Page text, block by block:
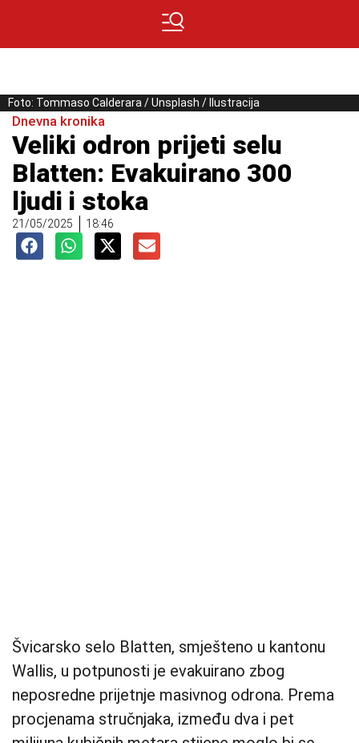
Foto: Tommaso Calderara / Unsplash / Ilustracija
Dnevna kronika
Veliki odron prijeti selu
Blatten: Evakuirano 300
ljudi i stoka
21/05/2025 18:46
Švicarsko selo Blatten, smješteno u kantonu
Wallis, u potpunosti je evakuirano zbog
neposredne prijetnje masivnog odrona. Prema
procjenama stručnjaka, između dva i pet